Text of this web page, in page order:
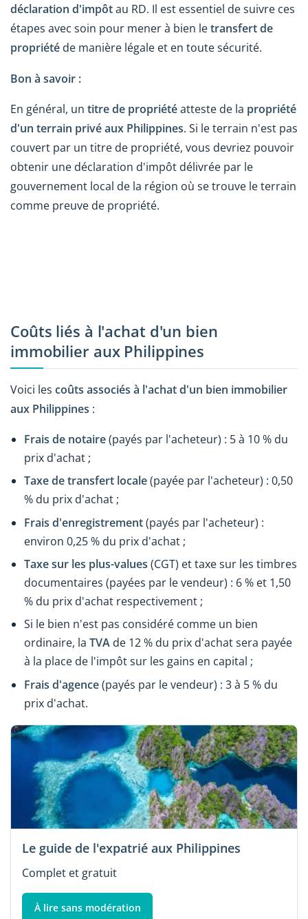
déclaration d'impôtau RD. Il est essentiel de suivre ces
étapes avec soin pour mener à bien letransfert de
propriété de manière légale et en toute sécurité.
Bon à savoir :
En général, un titre de propriétéatteste de la propriété
d'un terrain privé aux Philippines. Si le terrain n'est pas
couvert par un titre de propriété, vous devriez pouvoir
obtenir une déclaration d'impôt délivrée par le
gouvernement local de la région où se trouve le terrain
comme preuve de propriété.
Coûts liés à l'achat d'un bien
immobilier aux Philippines
Voici les coûts associés à l'achat d'un bien immobilier
aux Philippines :
Frais de notaire(payés par l'acheteur) : 5 à 10 % du
prix d'achat ;
Taxe de transfert locale(payée par l'acheteur) : 0,50
% du prix d'achat ;
Frais d'enregistrement(payés par l'acheteur) :
environ 0,25 % du prix d'achat ;
Taxe sur les plus-values (CGT) et taxe sur les timbres
documentaires (payées par le vendeur) : 6 % et 1,50
% du prix d'achat respectivement ;
Si le bien n'est pas considéré comme un bien
ordinaire, la TVA de 12 % du prix d'achat sera payée
à la place de l'impôt sur les gains en capital ;
Frais d'agence(payés par le vendeur) : 3 à 5 % du
prix d'achat.
Le guide de l'expatrié aux Philippines
Complet et gratuit
À lire sans modération